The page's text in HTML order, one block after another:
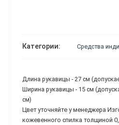
Категории: Средства
Длина рукавицы - 27 см
Ширина рукавицы - 15 см
см)
Цвет уточняйте у менеджера
кожевенного спилка толщиной